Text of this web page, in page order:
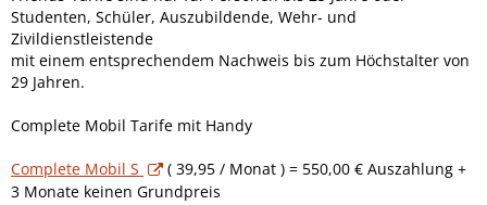
Studenten, Schüler, Auszubildende, Wehr- und
Zivildienstleistende
mit einem entsprechendem Nachweis bis zum Höchstalter von
29 Jahren.
Complete Mobil Tarife mit Handy
Complete Mobil S
( 39,95 / Monat ) = 550,00 € Auszahlung +
3 Monate keinen Grundpreis